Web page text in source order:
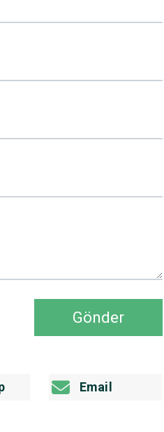
Gönder
Email